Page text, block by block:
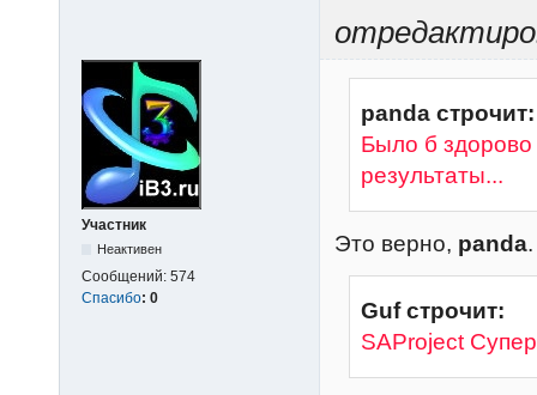
Участник
Неактивен
Сообщений: 574
Спасибо: 0
panda строчит:
Было б
результаты...
Это верно, panda.
Guf строчит:
SAProject